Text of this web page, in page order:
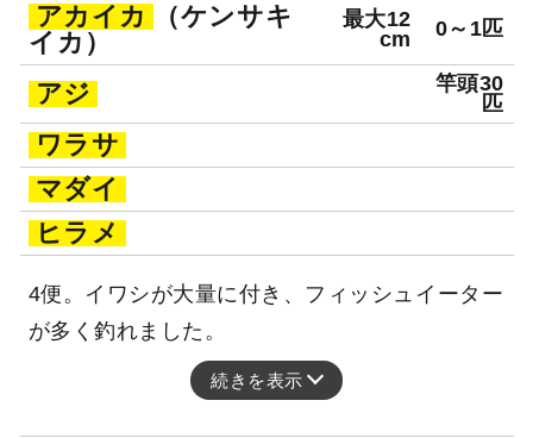
アカイカ
（ケンサキ
イカ）
最大12
cm
0～1匹
アジ
竿頭30
匹
ワラサ
マダイ
ヒラメ
4便。イワシが大量に付き、フィッシュイーター
が多く釣れました。
続きを表示